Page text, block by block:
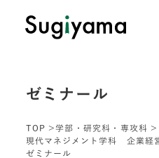
ゼミナール
TOP
学部・研究科・専攻科
現代マネジメント学科 企業経
ゼミナール